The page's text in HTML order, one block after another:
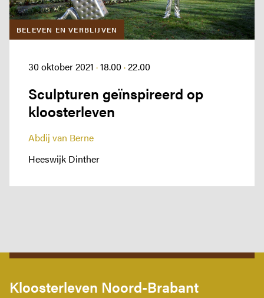
BELEVEN EN VERBLIJVEN
30 oktober 2021 ·18.00·22.00
Sculpturen geïnspireerd op
kloosterleven
Abdij van Berne
Heeswijk Dinther
Kloosterleven Noord-Brabant